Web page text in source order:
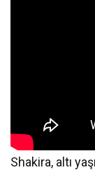
Shakira, altı